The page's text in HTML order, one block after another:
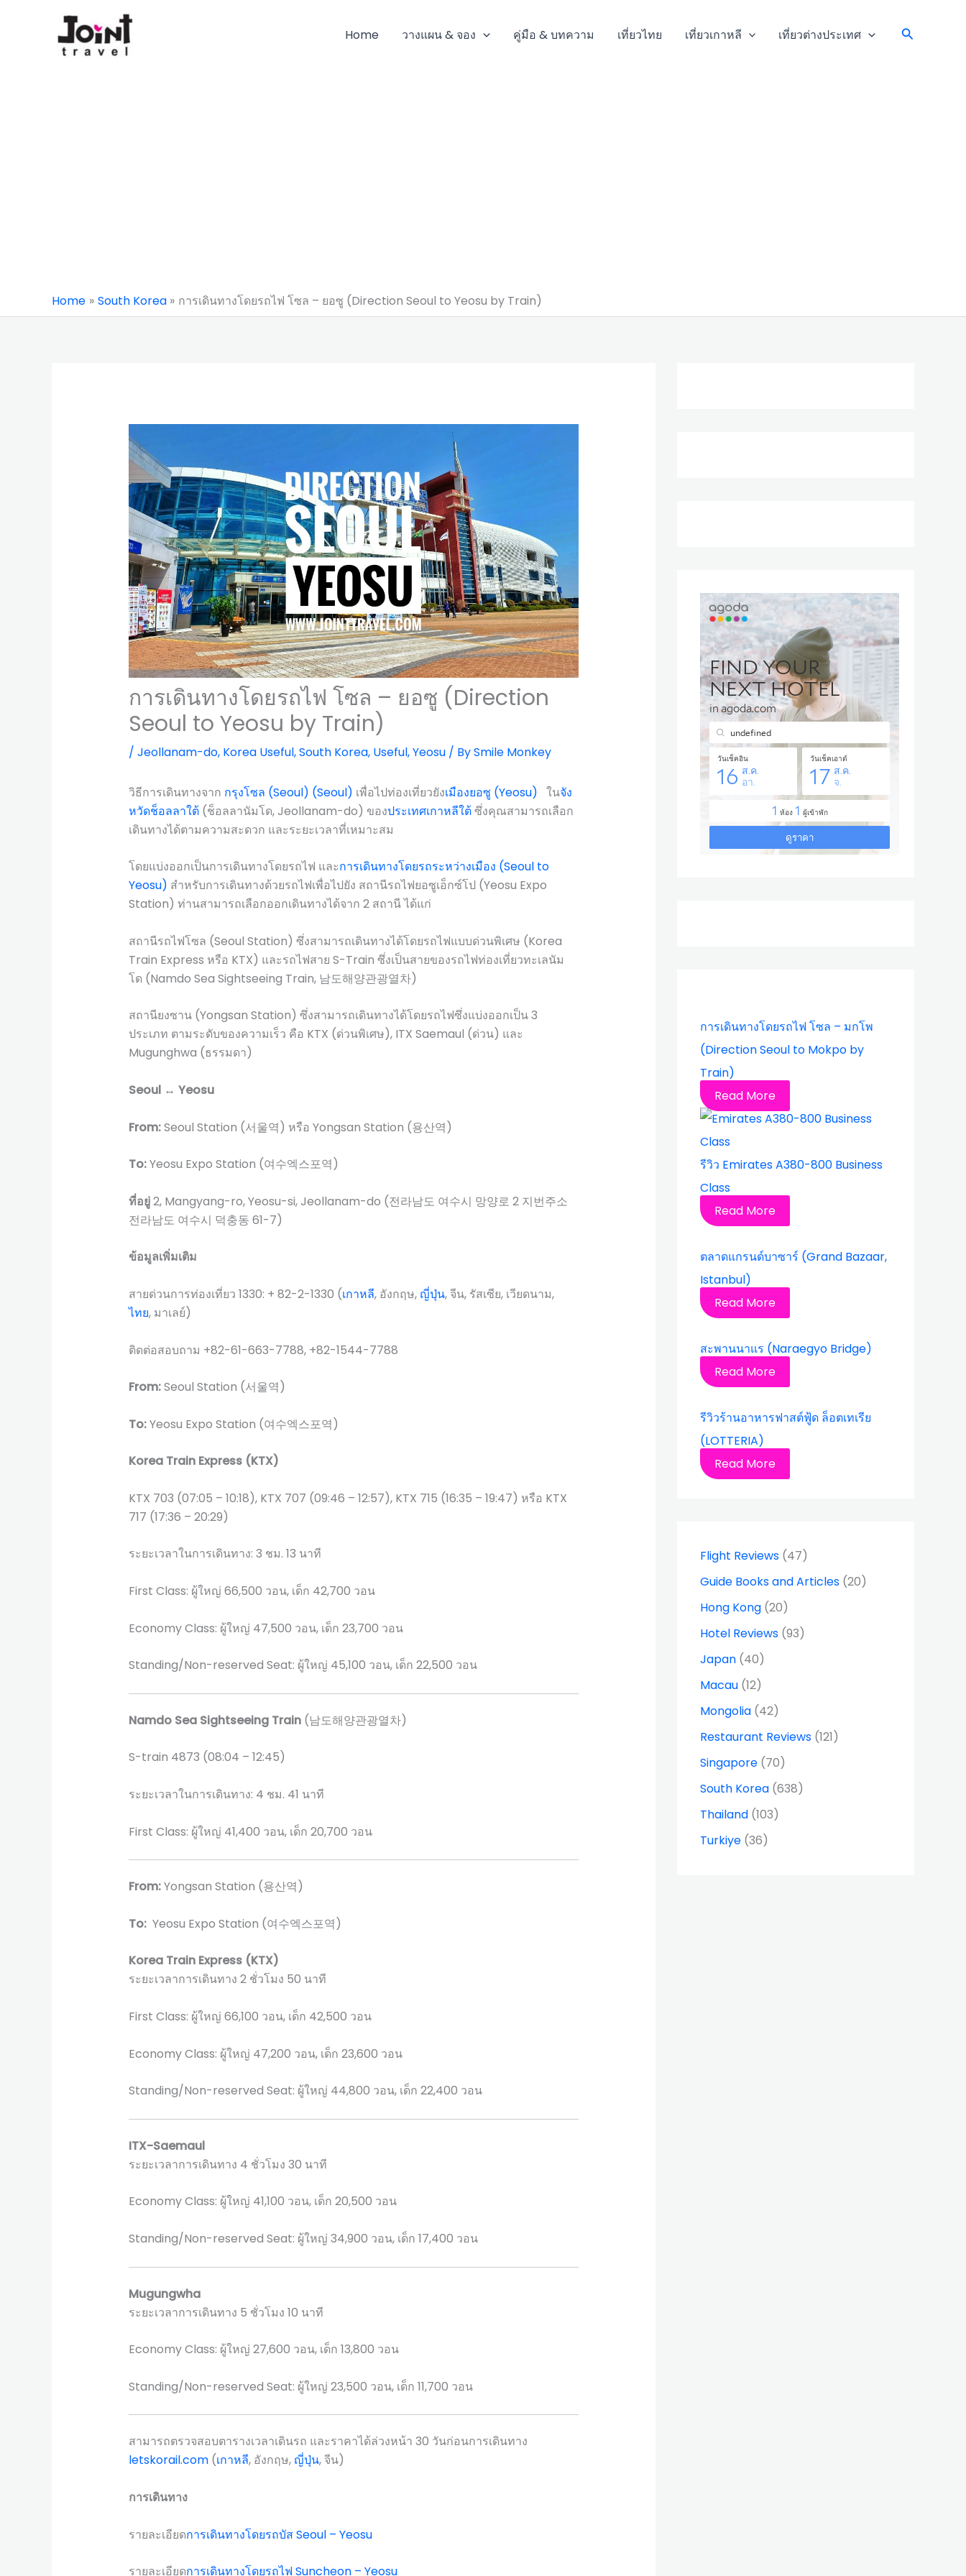
Home วางแผน & จอง คู่มือ & บทความ เที่ยวไทย เที่ยวเกาหลี เที่ยวต่างประเทศ Search
Home South Korea การเดินทางโดยรถไฟ โซล – ยอซู (Direction Seoul to Yeosu by Train)
การเดินทางโดยรถไฟ โซล – ยอซู (Direction
Seoul to Yeosu by Train)
/ Jeollanam-do, Korea Useful,South Korea, Useful,Yeosu/ BySmile Monkey
วิธีการเดินทางจาก กรุงโซล (Seoul) (Seoul) เพื่อไปท่องเที่ยวยังเมืองยอซู (Yeosu) ในจัง
หวัดช็อลลาใต้(ช็อลลานัมโด, Jeollanam-do) ของประเทศเกาหลีใต้ซึ่งคุณสามารถเลือก
เดินทางได้ตามความสะดวก และระยะเวลาที่เหมาะสม
โดยแบ่งออกเป็นการเดินทางโดยรถไฟ และการเดินทางโดยรถระหว่างเมือง (Seoul to
Yeosu) สำหรับการเดินทางด้วยรถไฟเพื่อไปยัง สถานีรถไฟยอซูเอ็กซ์โป (Yeosu Expo
Station) ท่านสามารถเลือกออกเดินทางได้จาก 2 สถานี ได้แก่
สถานีรถไฟโซล (Seoul Station) ซึ่งสามารถเดินทางได้โดยรถไฟแบบด่วนพิเศษ (Korea
Train Express หรือ KTX) และรถไฟสาย S-Train ซึ่งเป็นสายของรถไฟท่องเที่ยวทะเลนัม
โด (Namdo Sea Sightseeing Train, 남도해양관광열차)
สถานียงซาน (Yongsan Station) ซึ่งสามารถเดินทางได้โดยรถไฟซึ่งแบ่งออกเป็น 3
ประเภท ตามระดับของความเร็ว คือ KTX (ด่วนพิเศษ), ITX Saemaul (ด่วน) และ
Mugunghwa (ธรรมดา)
Seoul ↔ Yeosu
From:Seoul Station (서울역) หรือ Yongsan Station (용산역)
To:Yeosu Expo Station (여수엑스포역)
ที่อยู่2, Mangyang-ro, Yeosu-si, Jeollanam-do (전라남도 여수시 망양로 2 지번주소
전라남도 여수시 덕충동 61-7)
ข้อมูลเพิ่มเติม
สายด่วนการท่องเที่ยว 1330: + 82-2-1330 (เกาหลี, อังกฤษ,ญี่ปุ่น, จีน, รัสเซีย, เวียดนาม,
ไทย, มาเลย์)
ติดต่อสอบถาม +82-61-663-7788, +82-1544-7788
From:Seoul Station (서울역)
To:Yeosu Expo Station (여수엑스포역)
Korea Train Express (KTX)
KTX 703 (07:05 – 10:18), KTX 707 (09:46 – 12:57), KTX 715 (16:35 – 19:47) หรือ KTX
717 (17:36 – 20:29)
ระยะเวลาในการเดินทาง: 3 ชม. 13 นาที
First Class: ผู้ใหญ่ 66,500 วอน, เด็ก 42,700 วอน
Economy Class: ผู้ใหญ่ 47,500 วอน, เด็ก 23,700 วอน
Standing/Non-reserved Seat: ผู้ใหญ่ 45,100 วอน, เด็ก 22,500 วอน
Namdo Sea Sightseeing Train(남도해양관광열차)
S-train 4873 (08:04 – 12:45)
ระยะเวลาในการเดินทาง: 4 ชม. 41 นาที
First Class: ผู้ใหญ่ 41,400 วอน, เด็ก 20,700 วอน
From:Yongsan Station (용산역)
To: Yeosu Expo Station (여수엑스포역)
Korea Train Express (KTX)
ระยะเวลาการเดินทาง 2 ชั่วโมง 50 นาที
First Class: ผู้ใหญ่ 66,100 วอน, เด็ก 42,500 วอน
Economy Class: ผู้ใหญ่ 47,200 วอน, เด็ก 23,600 วอน
Standing/Non-reserved Seat: ผู้ใหญ่ 44,800 วอน, เด็ก 22,400 วอน
ITX-Saemaul
ระยะเวลาการเดินทาง 4 ชั่วโมง 30 นาที
Economy Class: ผู้ใหญ่ 41,100 วอน, เด็ก 20,500 วอน
Standing/Non-reserved Seat: ผู้ใหญ่ 34,900 วอน, เด็ก 17,400 วอน
Mugungwha
ระยะเวลาการเดินทาง 5 ชั่วโมง 10 นาที
Economy Class: ผู้ใหญ่ 27,600 วอน, เด็ก 13,800 วอน
Standing/Non-reserved Seat: ผู้ใหญ่ 23,500 วอน, เด็ก 11,700 วอน
สามารถตรวจสอบตารางเวลาเดินรถ และราคาได้ล่วงหน้า 30 วันก่อนการเดินทาง
letskorail.com(เกาหลี, อังกฤษ,ญี่ปุ่น, จีน)
การเดินทาง
รายละเอียดการเดินทางโดยรถบัส Seoul – Yeosu
รายละเอียดการเดินทางโดยรถไฟ Suncheon – Yeosu
การเดินทางโดยรถไฟ โซล – มกโพ
(Direction Seoul to Mokpo by
Train)
Read More
รีวิว Emirates A380-800 Business
Class
Read More
ตลาดแกรนด์บาซาร์ (Grand Bazaar,
Istanbul)
Read More
สะพานนาแร (Naraegyo Bridge)
Read More
รีวิวร้านอาหารฟาสต์ฟู้ด ล็อตเทเรีย
(LOTTERIA)
Read More
Flight Reviews (47)
Guide Books and Articles (20)
Hong Kong (20)
Hotel Reviews (93)
Japan (40)
Macau (12)
Mongolia (42)
Restaurant Reviews (121)
Singapore (70)
South Korea (638)
Thailand (103)
Turkiye (36)